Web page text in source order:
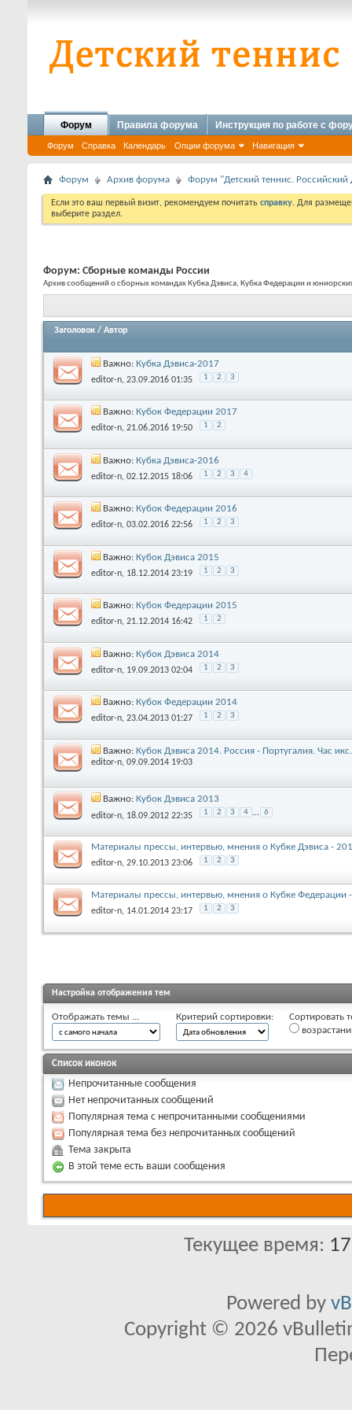
Форум
Форум Справка Календарь Опции форума Навигация
Правила форума Инструкция по работе с
Форум Архив форума Форум "Детский теннис. Российский
Если это ваш первый визит, рекомендуем почитать справку. Для
выберите раздел.
Форум: Сборные команды России
Архив сообщений о сборных командах Кубка Дэвиса, Кубка Федерации и
Заголовок / Автор
Важно: Кубка Дэвиса-2017
editor-n, 23.09.2016 01:35 1 2 3
Важно: Кубок Федерации 2017
editor-n, 21.06.2016 19:50 1 2
Важно: Кубка Дэвиса-2016
editor-n, 02.12.2015 18:06 1 2 3 4
Важно: Кубок Федерации 2016
editor-n, 03.02.2016 22:56 1 2 3
Важно: Кубок Дэвиса 2015
editor-n, 18.12.2014 23:19 1 2 3
Важно: Кубок Федерации 2015
editor-n, 21.12.2014 16:42 1 2
Важно: Кубок Дэвиса 2014
editor-n, 19.09.2013 02:04 1 2 3
Важно: Кубок Федерации 2014
editor-n, 23.04.2013 01:27 1 2 3
Важно: Кубок Дэвиса 2014. Россия - Португалия. Час
editor-n, 09.09.2014 19:03
Важно: Кубок Дэвиса 2013
editor-n, 18.09.2012 22:35 1 2 3 4 ... 6
Материалы прессы, интервью, мнения о Кубке Дэвиса -
editor-n, 29.10.2013 23:06 1 2 3
Материалы прессы, интервью, мнения о Кубке Федерации
editor-n, 14.01.2014 23:17 1 2 3
Настройка отображения тем
Отображать темы ... Критерий сортировки:
Сортировать
Список иконок
Непрочитанные сообщения
Нет непрочитанных сообщений
Популярная тема с непрочитанными сообщениями
Популярная тема без непрочитанных сообщений
Тема закрыта
В этой теме есть ваши сообщения
Текущее время:
Powered by
Copyright © 2026